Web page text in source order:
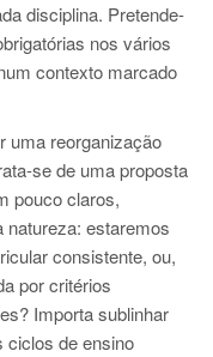
disciplina. Pretende-
nos vários
contexto marcado
uma reorganização
se de uma proposta
pouco claros,
natureza: estaremos
consistente, ou,
por critérios
Importa sublinhar
ciclos de ensino